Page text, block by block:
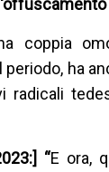
ha
“E ora,